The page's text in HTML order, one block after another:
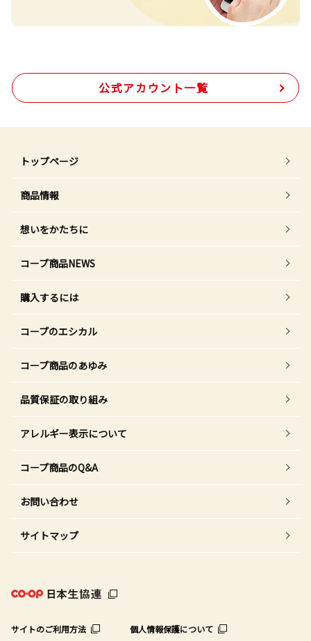
公式アカウント一覧
トップページ
商品情報
想いをかたちに
コープ商品NEWS
購入するには
コープのエシカル
コープ商品のあゆみ
品質保証の取り組み
アレルギー表示について
コープ商品のQ&A
お問い合わせ
サイトマップ
サイトのご利用方法 個人情報保護について